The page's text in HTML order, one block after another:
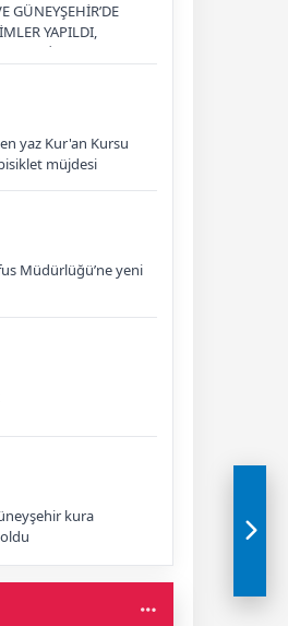
GÜNEYŞEHİR’DE
YAPILDI,
5 BİN KONUTUN
yaz Kur'an Kursu
müjdesi
Müdürlüğü’ne yeni
kura